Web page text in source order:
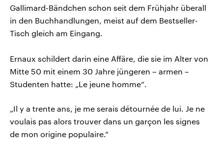
Gallimard-Bändchen schon seit dem Frühjahr überall
in den Buchhandlungen, meist auf dem Bestseller-
Tisch gleich am Eingang.
Ernaux schildert darin eine Affäre, die sie im Alter von
Mitte 50 mit einem 30 Jahre jüngeren – armen –
Studenten hatte: „Le jeune homme“.
„Il y a trente ans, je me serais détournée de lui. Je ne
voulais pas alors trouver dans un garçon les signes
de mon origine populaire.“